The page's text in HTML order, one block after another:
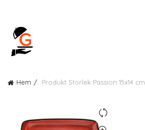
Hem Produkt Storlek Passion 15x14 cm